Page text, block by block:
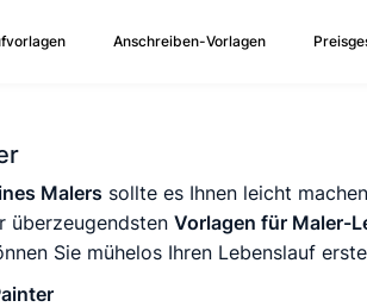
Anschreiben-Vorlagen
Malers sollte es Ihnen leicht
überzeugendsten Vorlagen für Maler-
Sie mühelos Ihren Lebenslauf